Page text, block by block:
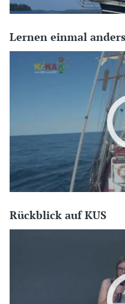
Lernen einmal
Rückblick auf KUS